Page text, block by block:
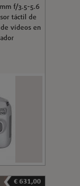
f/3.5-5.6
táctil de
vídeos en
€ 631,00